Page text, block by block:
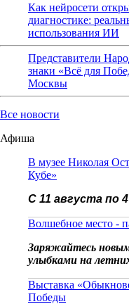
Как нейросети
диагностике:
использования ИИ
Представители
знаки «Всё для
Москвы
Все новости
Афиша
В музее Николая
Кубе»
С 11 августа по
Волшебное место -
Заряжайтесь
улыбками на
Выставка
Победы